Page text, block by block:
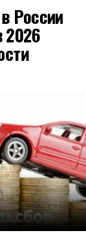
России
2026